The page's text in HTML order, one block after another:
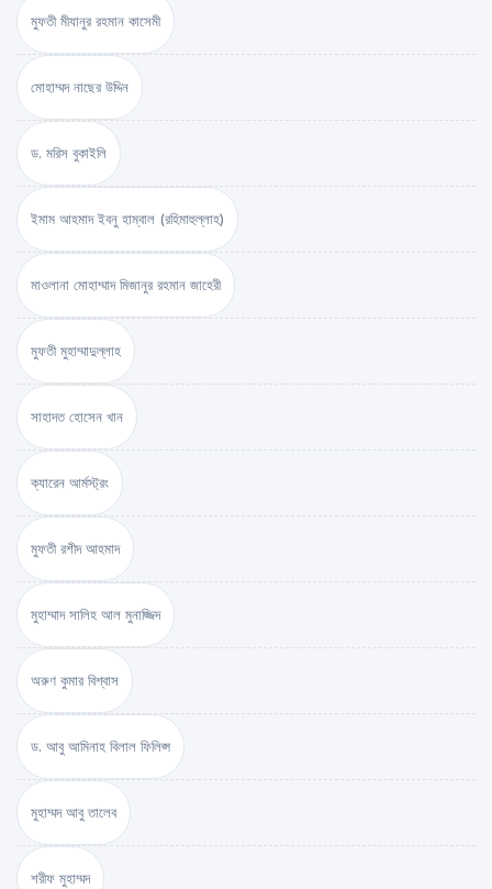
মুফতী মীযানুর রহমান কাসেমী
মোহাম্মদ নাছের উদ্দিন
ড. মরিস বুকাইলি
ইমাম আহমাদ ইবনু হাম্বাল (রহিমাহুল্লাহ)
মাওলানা মোহাম্মাদ মিজানুর রহমান জাহেরী
মুফতী মুহাম্মাদুল্লাহ
সাহাদত হোসেন খান
ক্যারেন আর্মস্ট্রং
মুফতী রশীদ আহমাদ
মুহাম্মাদ সালিহ আল মুনাজ্জিদ
অরুণ কুমার বিশ্বাস
ড. আবু আমিনাহ বিলাল ফিলিপ্স
মুহাম্মদ আবু তালেব
শরীফ মুহাম্মদ